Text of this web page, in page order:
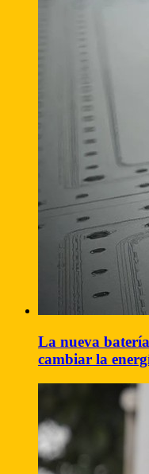
La nueva
cambiar la